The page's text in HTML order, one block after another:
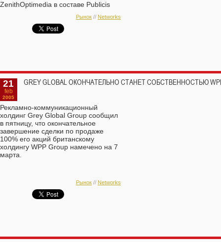
ZenithOptimedia в составе Publicis
Groupe имеют больше шансов полу?
ить медиабаинг и медиапланинг для
Nestle, ?ем сеть Universal McCann (?
Рынок // Networks
21
feb
2005
GREY GLOBAL ОКОНЧАТЕЛЬНО СТАНЕТ СОБСТВЕННОСТЬЮ
Рекламно-коммуникационный
холдинг Grey Global Group сообщил
в пятницу, что окончательное
завершение сделки по продаже
100% его акций британскому
холдингу WPP Group намечено на 7
марта.
Рынок // Networks